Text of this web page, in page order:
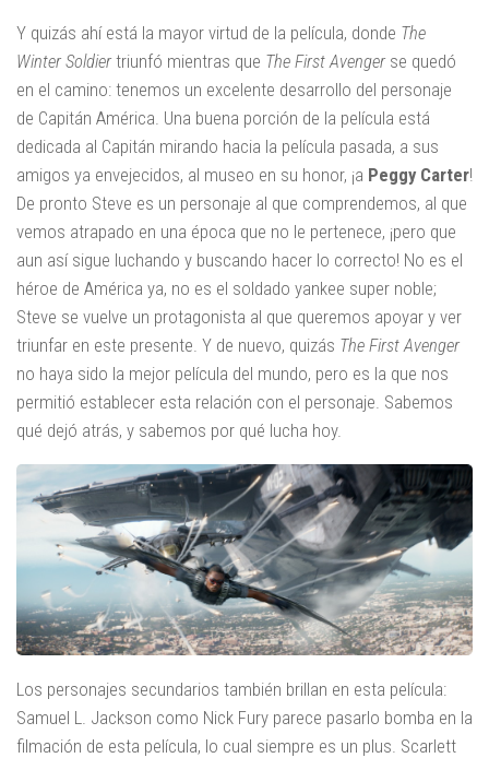
Y quizás ahí está la mayor virtud de la película, donde The
Winter Soldier triunfó mientras que The First Avenger se quedó
en el camino: tenemos un excelente desarrollo del personaje
de Capitán América. Una buena porción de la película está
dedicada al Capitán mirando hacia la película pasada, a sus
amigos ya envejecidos, al museo en su honor, ¡a Peggy Carter!
De pronto Steve es un personaje al que comprendemos, al que
vemos atrapado en una época que no le pertenece, ¡pero que
aun así sigue luchando y buscando hacer lo correcto! No es el
héroe de América ya, no es el soldado yankee super noble;
Steve se vuelve un protagonista al que queremos apoyar y ver
triunfar en este presente. Y de nuevo, quizás The First Avenger
no haya sido la mejor película del mundo, pero es la que nos
permitió establecer esta relación con el personaje. Sabemos
qué dejó atrás, y sabemos por qué lucha hoy.
Los personajes secundarios también brillan en esta película:
Samuel L. Jackson como Nick Fury parece pasarlo bomba en la
filmación de esta película, lo cual siempre es un plus. Scarlett